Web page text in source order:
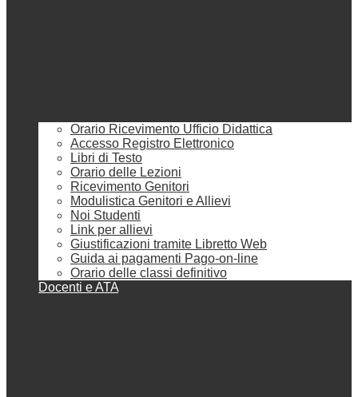
Orario Ricevimento Ufficio Didattica
Accesso Registro Elettronico
Libri di Testo
Orario delle Lezioni
Ricevimento Genitori
Modulistica Genitori e Allievi
Noi Studenti
Link per allievi
Giustificazioni tramite Libretto Web
Guida ai pagamenti Pago-on-line
Orario delle classi definitivo
Docenti e ATA